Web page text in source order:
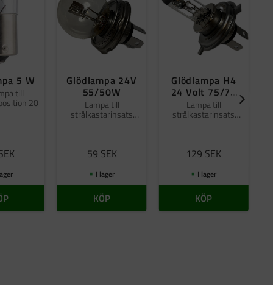
5 W
till
20
Glödlampa 24V
55/50W
Lampa till
strålkastarinsats
59 SEK
I lager
KÖP
Glödlampa H4
24 Volt 75/70
W
Lampa till
strålkastarinsats
129 SEK
I lager
KÖP